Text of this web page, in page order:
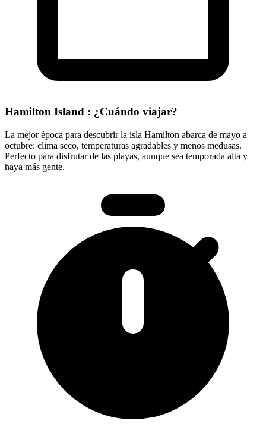
Hamilton Island : ¿Cuándo viajar?
La mejor época para descubrir la isla Hamilton abarca de mayo a
octubre: clima seco, temperaturas agradables y menos medusas.
Perfecto para disfrutar de las playas, aunque sea temporada alta y
haya más gente.